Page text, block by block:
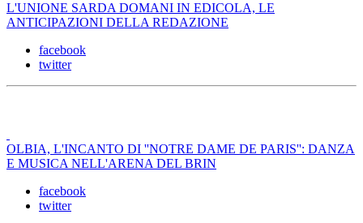
L'UNIONE SARDA DOMANI IN EDICOLA, LE
ANTICIPAZIONI DELLA REDAZIONE
facebook
twitter
OLBIA, L'INCANTO DI ''NOTRE DAME DE PARIS'': DANZA
E MUSICA NELL'ARENA DEL BRIN
facebook
twitter